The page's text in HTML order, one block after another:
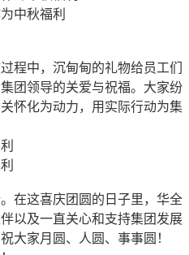
中，沉甸甸的礼物给员工们
团领导的关爱与祝福。大家纷
怀化为动力，用实际行动为集
这喜庆团圆的日子里，华全
以及一直关心和支持集团发展
大家月圆、人圆、事事圆！